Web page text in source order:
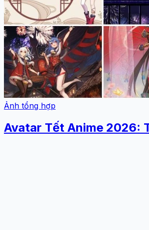
Ảnh tổng hợp
Avatar Tết Anime 2026: